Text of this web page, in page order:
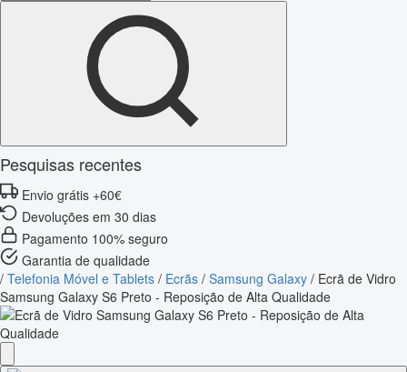
Pesquisas recentes
Envio grátis +60€
Devoluções em 30 dias
Pagamento 100% seguro
Garantia de qualidade
/ Telefonia Móvel e Tablets / Ecrãs / Samsung Galaxy / Ecrã de Vidro
Samsung Galaxy S6 Preto - Reposição de Alta Qualidade